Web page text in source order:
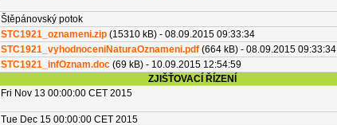
Štěpánovský potok
STC1921_oznameni.zip (15310 kB) - 08.09.2015 09:33:34
STC1921_vyhodnoceniNaturaOznameni.pdf (664 kB) - 08.09.2015 09:33:34
STC1921_infOznam.doc (69 kB) - 10.09.2015 12:54:59
ZJIŠŤOVACÍ ŘÍZENÍ
Fri Nov 13 00:00:00 CET 2015
Tue Dec 15 00:00:00 CET 2015